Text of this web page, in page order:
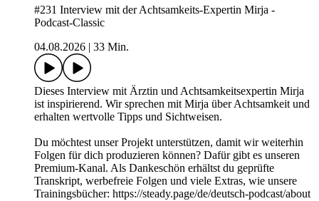
#231 Interview mit der Achtsamkeits-Expertin Mirja -
Podcast-Classic
04.08.2026
33 Min.
Dieses Interview mit Ärztin und Achtsamkeitsexpertin Mirja
ist inspirierend. Wir sprechen mit Mirja über Achtsamkeit und
erhalten wertvolle Tipps und Sichtweisen.
Du möchtest unser Projekt unterstützen, damit wir weiterhin
Folgen für dich produzieren können? Dafür gibt es unseren
Premium-Kanal. Als Dankeschön erhältst du geprüfte
Transkript, werbefreie Folgen und viele Extras, wie unsere
Trainingsbücher: https://steady.page/de/deutsch-podcast/about